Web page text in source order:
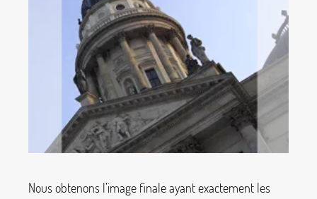
Nous obtenons l’image finale ayant exactement les